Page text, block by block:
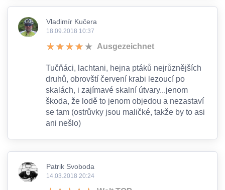
Vladimír Kučera
18.09.2018 10:37
Ausgezeichnet
Tučňáci, lachtani, hejna ptáků nejrůznějších
druhů, obrovští červení krabi lezoucí po
skalách, i zajímavé skalní útvary...jenom
škoda, že lodě to jenom objedou a nezastaví
se tam (ostrůvky jsou maličké, takže by to asi
ani nešlo)
Patrik Svoboda
14.03.2018 20:24